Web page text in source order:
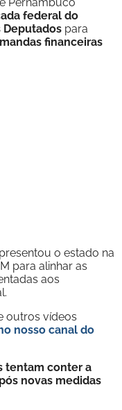
federal do
Deputados para
financeiras
o estado na
para alinhar as
aos
outros vídeos
nosso canal do
tentam conter a
novas medidas